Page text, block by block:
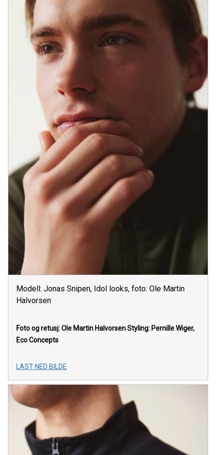
Modell: Jonas Snipen, Idol looks, foto: Ole Martin
Halvorsen
Foto og retusj: Ole Martin Halvorsen Styling: Pernille Wiger,
Eco Concepts
LAST NED BILDE